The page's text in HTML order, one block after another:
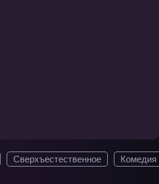
Сверхъестественное Комедия